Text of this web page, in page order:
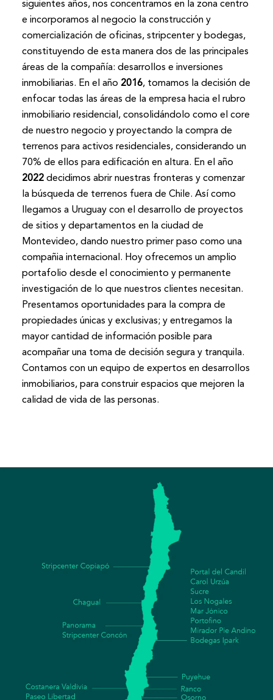
siguientes años, nos concentramos en la zona centro
e incorporamos al negocio la construcción y
comercialización de oficinas, stripcenter y bodegas,
constituyendo de esta manera dos de las principales
áreas de la compañía: desarrollos e inversiones
inmobiliarias. En el año 2016, tomamos la decisión de
enfocar todas las áreas de la empresa hacia el rubro
inmobiliario residencial, consolidándolo como el core
de nuestro negocio y proyectando la compra de
terrenos para activos residenciales, considerando un
70% de ellos para edificación en altura. En el año
2022decidimos abrir nuestras fronteras y comenzar
la búsqueda de terrenos fuera de Chile. Así como
llegamos a Uruguay con el desarrollo de proyectos
de sitios y departamentos en la ciudad de
Montevideo, dando nuestro primer paso como una
compañia internacional. Hoy ofrecemos un amplio
portafolio desde el conocimiento y permanente
investigación de lo que nuestros clientes necesitan.
Presentamos oportunidades para la compra de
propiedades únicas y exclusivas; y entregamos la
mayor cantidad de información posible para
acompañar una toma de decisión segura y tranquila.
Contamos con un equipo de expertos en desarrollos
inmobiliarios, para construir espacios que mejoren la
calidad de vida de las personas.